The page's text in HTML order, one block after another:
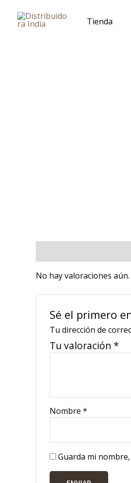
contenido
Tienda
No hay valoraciones aún.
Sé el primero
Tu dirección de
Tu valoración *
Nombre *
Guarda mi